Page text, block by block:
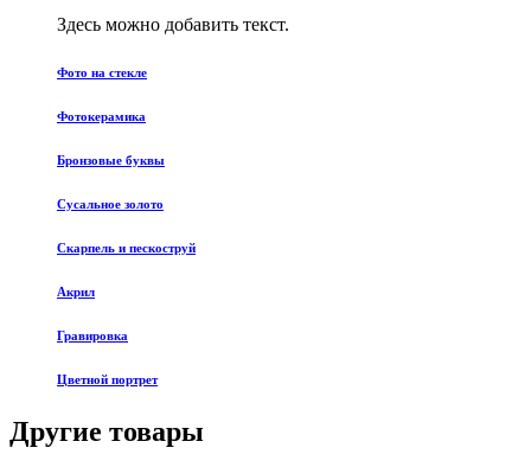
Здесь можно добавить текст.
Фото на стекле
Фотокерамика
Бронзовые буквы
Сусальное золото
Скарпель и пескоструй
Акрил
Гравировка
Цветной портрет
Другие товары